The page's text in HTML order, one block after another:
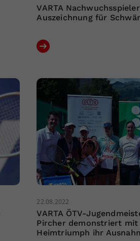
VARTA
Auszeichnung für
22.08.2022
VARTA ÖTV-
Pircher demonstriert mit
Heimtriumph ihr